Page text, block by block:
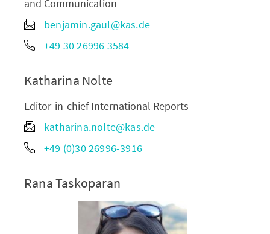
and Communication
benjamin.gaul@kas.de
+49 30 26996 3584
Katharina Nolte
Editor-in-chief International Reports
katharina.nolte@kas.de
+49 (0)30 26996-3916
Rana Taskoparan